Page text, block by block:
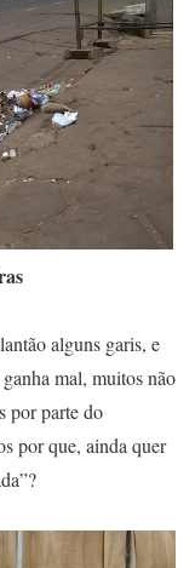
alguns garis, e
mal, muitos não
por parte do
por que, ainda quer